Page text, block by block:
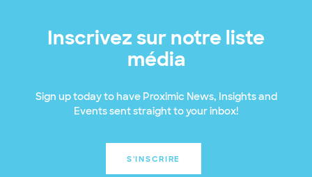
Inscrivez sur notre liste
média
Sign up today to have Proximic News, Insights and
Events sent straight to your inbox!
S'INSCRIRE